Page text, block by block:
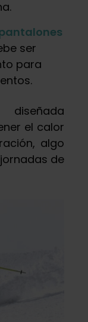
ser
para
el calor
algo
de